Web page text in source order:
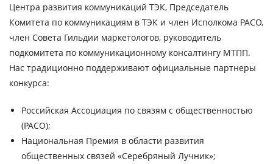
Центра развития коммуникаций ТЭК, Председатель
Комитета по коммуникациям в ТЭК и член Исполкома РАСО,
член Совета Гильдии маркетологов, руководитель
подкомитета по коммуникационному консалтингу МТПП.
Нас традиционно поддерживают официальные партнеры
конкурса:
Российская Ассоциация по связям с общественностью
(РАСО);
Национальная Премия в области развития
общественных связей «Серебряный Лучник»;